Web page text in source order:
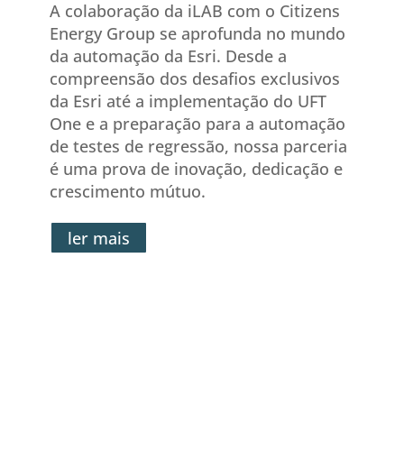
A colaboração da iLAB com o Citizens
Energy Group se aprofunda no mundo
da automação da Esri. Desde a
compreensão dos desafios exclusivos
da Esri até a implementação do UFT
One e a preparação para a automação
de testes de regressão, nossa parceria
é uma prova de inovação, dedicação e
crescimento mútuo.
ler mais